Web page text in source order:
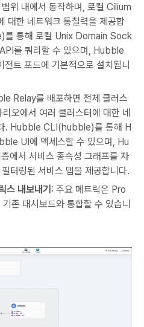
위 내에서 동작하며, 로컬 Cilium
대한 네트워크 통찰력을 제공합
통해 로컬 Unix Domain Sock
를 쿼리할 수 있으며, Hubble
트 포드에 기본적으로 설치됩니
Relay를 배포하면 전체 클러스
오에서 여러 클러스터에 대한 네
. Hubble CLI(hubble)를 통해 H
UI에 액세스할 수 있으며, Hu
에서 서비스 종속성 그래프를 자
터링된 서비스 맵을 제공합니다.
스 내보내기 : 주요 메트릭은 Pro
존 대시보드와 통합할 수 있습니